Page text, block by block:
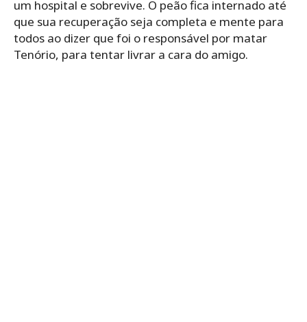
um hospital e sobrevive. O peão fica internado até
que sua recuperação seja completa e mente para
todos ao dizer que foi o responsável por matar
Tenório, para tentar livrar a cara do amigo.